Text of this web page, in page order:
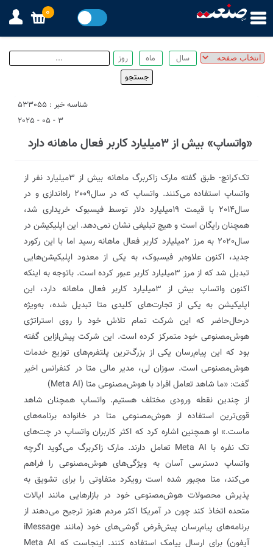
شناسه خبر : 533055
3 - 05 - 2025
«واتساپ» بیش از ۳‌میلیارد کاربر فعال ماهانه دارد
تک‌کرانچ- طبق گفته مارک زاکربرگ ماهانه بیش از 3‌میلیارد نفر از
واتساپ استفاده می‌کنند. واتساپ که در سال2009 راه‌اندازی و در
سال2014 با قیمت 19‌میلیارد دلار توسط فیسبوک خریداری شد،
همچنان رایگان است و هیچ تبلیغی نشان نمی‌دهد. این اپلیکیشن در
سال2020 به مرز 2‌میلیارد کاربر فعال ماهانه رسید اما با این رکورد
جدید، اکنون علاوه‌بر فیسبوک، به یکی از معدود اپلیکیشن‌هایی
تبدیل شد که از مرز 3‌میلیارد کاربر عبور کرده است. باتوجه به اینکه
اکنون واتساپ بیش از 3‌میلیارد کاربر فعال ماهانه دارد، این
اپلیکیشن به یکی از تجارت‌های کلیدی متا تبدیل شده، به‌ویژه
درحال‌حاضر که این شرکت تمام تلاش خود را روی استراتژی
هوش‌مصنوعی خود متمرکز کرده است. این شرکت پیش‌ازاین گفته
بود که این پیام‌رسان یکی از بزرگ‌ترین پلتفرم‌های توزیع خدمات
هوش‌مصنوعی است. سوزان لی، مدیر مالی متا در کنفرانس اخیر
گفت: «ما شاهد تعامل افراد با هوش‌مصنوعی متا (Meta AI)
از چندین نقطه ورودی مختلف هستیم. واتساپ همچنان شاهد
قوی‌ترین استفاده از هوش‌مصنوعی متا در خانواده برنامه‌های
ماست.» او همچنین اشاره کرد که اکثر کاربران واتساپ در چت‌های
تک نفره با Meta AI تعامل دارند. مارک زاکربرگ می‌گوید اگرچه
واتساپ دسترسی آسان به ویژگی‌های هوش‌مصنوعی را فراهم
می‌کند، متا مجبور شده است رویکرد متفاوتی را برای تشویق به
پذیرش محصولات هوش‌مصنوعی خود در بازارهایی مانند ایالات
متحده اتخاذ کند چون در آمریکا اکثر مردم هنوز ترجیح می‌دهند از
برنامه‌های پیام‌رسان پیش‌فرض گوشی‌های خود (مانند iMessage
آیفون) برای ارسال پیامک استفاده کنند. اینجاست که Meta AI
0